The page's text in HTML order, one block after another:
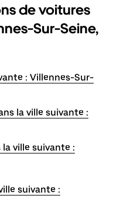
de voitures
Sur-Seine,
: Villennes-Sur-
la ville suivante :
ville suivante :
suivante :